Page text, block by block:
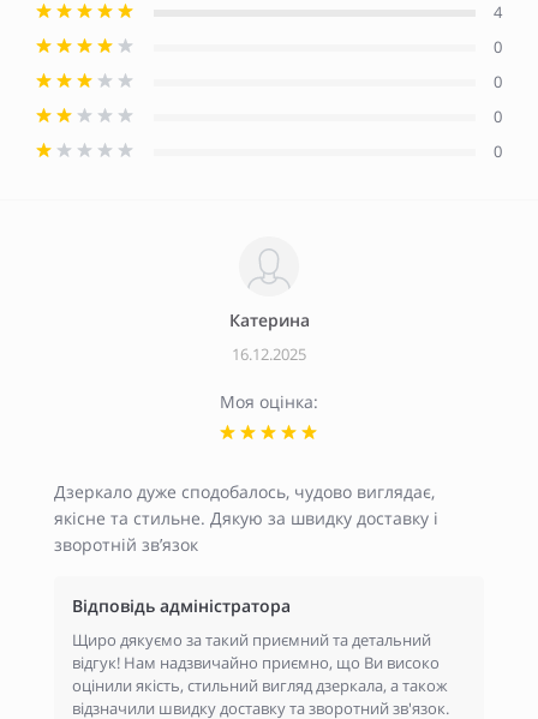
4
0
0
0
0
Катерина
16.12.2025
Моя оцінка:
Дзеркало дуже сподобалось, чудово виглядає,
якісне та стильне. Дякую за швидку доставку і
зворотній зв’язок
Відповідь адміністратора
Щиро дякуємо за такий приємний та детальний
відгук! Нам надзвичайно приємно, що Ви високо
оцінили якість, стильний вигляд дзеркала, а також
відзначили швидку доставку та зворотний зв'язок.